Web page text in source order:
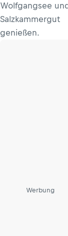
Wolfgangsee
Salzkammergut
genießen.
Werbung